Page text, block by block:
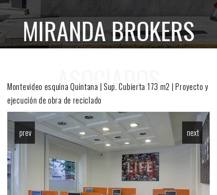
MIRANDA BROKERS
ASOCIADOS
Montevideo esquina Quintana | Sup. Cubierta 173 m2 | Proyecto y
ejecución de obra de reciclado
prev next